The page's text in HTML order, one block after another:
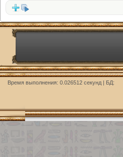
Время выполнения: 0.026512 секунд | БД: